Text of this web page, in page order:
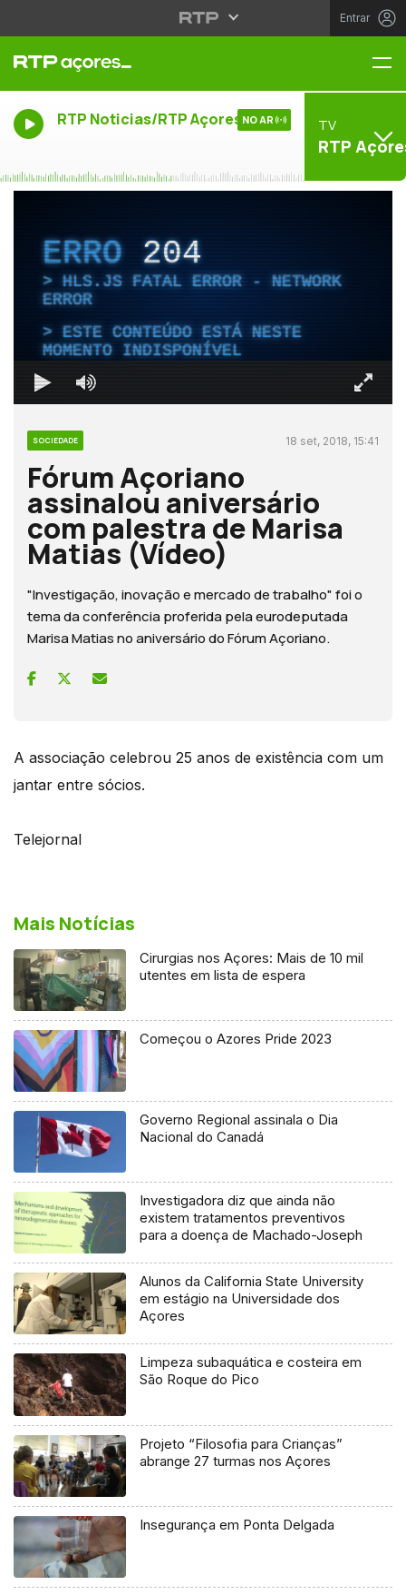
Entrar
RTP Noticias/RTP Açores NO AR TV
RTP
ERRO204
HLS.JS FATAL ERROR - NETWORK
ERROR
ESTE CONTEÚDO ESTÁ NESTE
MOMENTO INDISPONÍVEL
SOCIEDADE 18 set, 2018, 15:41
Fórum Açoriano
assinalou aniversário
com palestra de Marisa
Matias (Vídeo)
"Investigação, inovação e mercado de trabalho" foi o
tema da conferência proferida pela eurodeputada
Marisa Matias no aniversário do Fórum Açoriano.
A associação celebrou 25 anos de existência com um
jantar entre sócios.
Telejornal
Mais Notícias
Cirurgias nos Açores: Mais de 10 mil
utentes em lista de espera
Começou o Azores Pride 2023
Governo Regional assinala o Dia
Nacional do Canadá
Investigadora diz que ainda não
existem tratamentos preventivos
para a doença de Machado-Joseph
Alunos da California State University
em estágio na Universidade dos
Açores
Limpeza subaquática e costeira em
São Roque do Pico
Projeto “Filosofia para Crianças”
abrange 27 turmas nos Açores
Insegurança em Ponta Delgada